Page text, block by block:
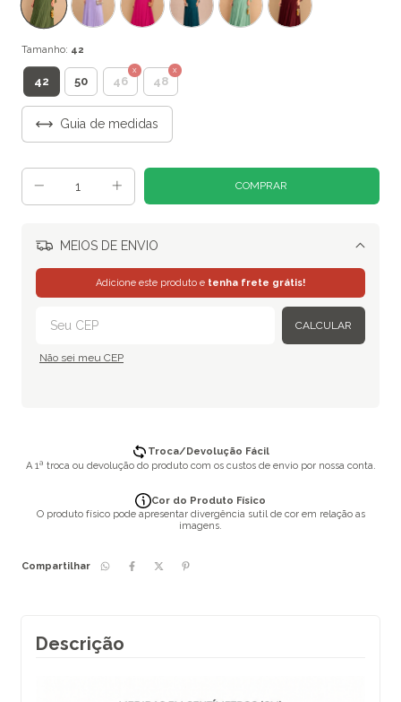
Tamanho: 42
42 50 46 48
Guia de medidas
MEIOS DE ENVIO
Alterar CEP
Adicione este produto e tenha frete grátis!
CALCULAR
Não sei meu CEP
Troca/Devolução Fácil
A 1ª troca ou devolução do produto com os custos de envio por nossa conta.
Cor do Produto Físico
O produto físico pode apresentar divergência sutil de cor em relação as
imagens.
Compartilhar
Descrição